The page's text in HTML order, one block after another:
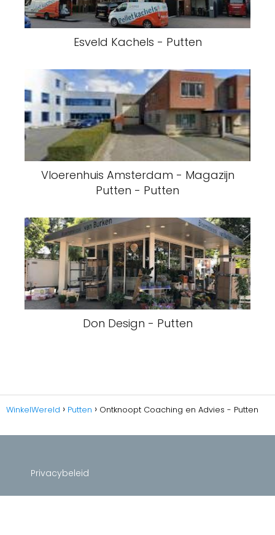
Esveld Kachels - Putten
Vloerenhuis Amsterdam - Magazijn
Putten - Putten
Don Design - Putten
WinkelWereld Putten Ontknoopt Coaching en Advies - Putten
Privacybeleid